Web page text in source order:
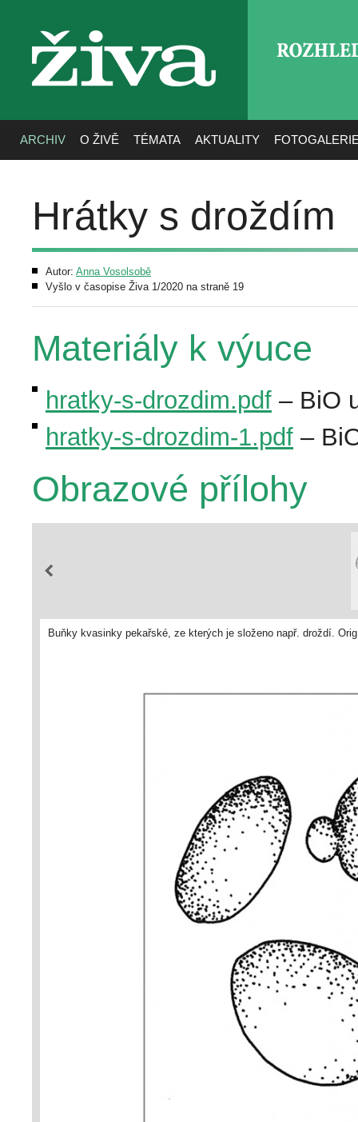
živa
ARCHIV O ŽIVĚ TÉMATA AKTUALITY
Hrátky s droždím
Autor: Anna Vosolsobě
Vyšlo v časopise Živa 1/2020 na straně 19
Materiály k výuce
hratky-s-drozdim.pdf – BiO
hratky-s-drozdim-1.pdf –
Obrazové přílohy
Buňky kvasinky pekařské, ze kterých je složeno např. droždí.